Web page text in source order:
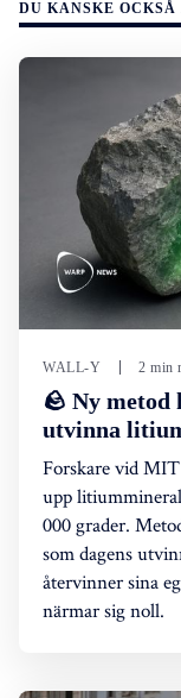
DU KANSKE
WALL-Y 2 min
🪨 Ny
utvinna
Forskare vid
upp
000 grader.
som dagens
återvinner sina
närmar sig noll.